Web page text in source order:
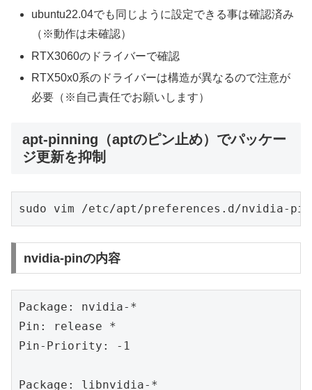
ubuntu22.04でも同じように設定できる事は確認済み
（※動作は未確認）
RTX3060のドライバーで確認
RTX50x0系のドライバーは構造が異なるので注意が
必要（※自己責任でお願いします）
apt-pinning（aptのピン止め）でパッケー
ジ更新を抑制
sudo vim /etc/apt/preferences.d/nvidia-pin
nvidia-pinの内容
Package: nvidia-*
Pin: release *
Pin-Priority: -1
Package: libnvidia-*